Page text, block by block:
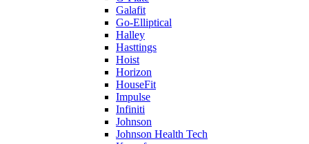
Galafit
Go-Elliptical
Halley
Hasttings
Hoist
Horizon
HouseFit
Impulse
Infiniti
Johnson
Johnson Health Tech